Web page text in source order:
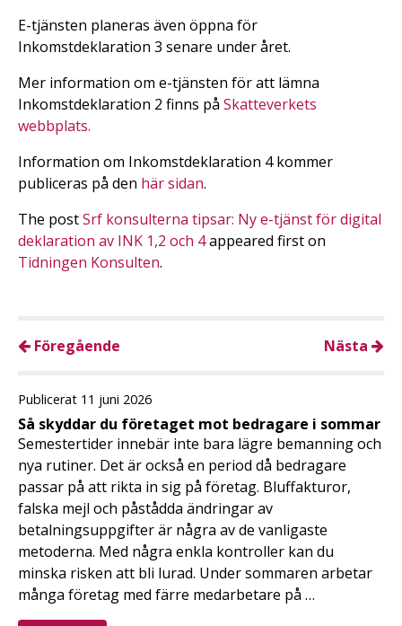
E-tjänsten planeras även öppna för
Inkomstdeklaration 3 senare under året.
Mer information om e-tjänsten för att lämna
Inkomstdeklaration 2 finns på Skatteverkets
webbplats.
Information om Inkomstdeklaration 4 kommer
publiceras på den här sidan.
The postSrf konsulterna tipsar: Ny e-tjänst för digital
deklaration av INK 1,2 och 4appeared first on
Tidningen Konsulten.
Föregående Nästa
Publicerat 11 juni 2026
Så skyddar du företaget mot bedragare i sommar
Semestertider innebär inte bara lägre bemanning och
nya rutiner. Det är också en period då bedragare
passar på att rikta in sig på företag. Bluffakturor,
falska mejl och påstådda ändringar av
betalningsuppgifter är några av de vanligaste
metoderna. Med några enkla kontroller kan du
minska risken att bli lurad. Under sommaren arbetar
många företag med färre medarbetare på …